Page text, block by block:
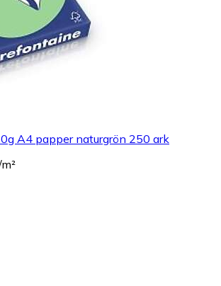
A4 papper naturgrön 250 ark